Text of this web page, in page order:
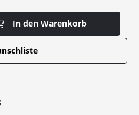
den gewünschten
In den Warenkorb